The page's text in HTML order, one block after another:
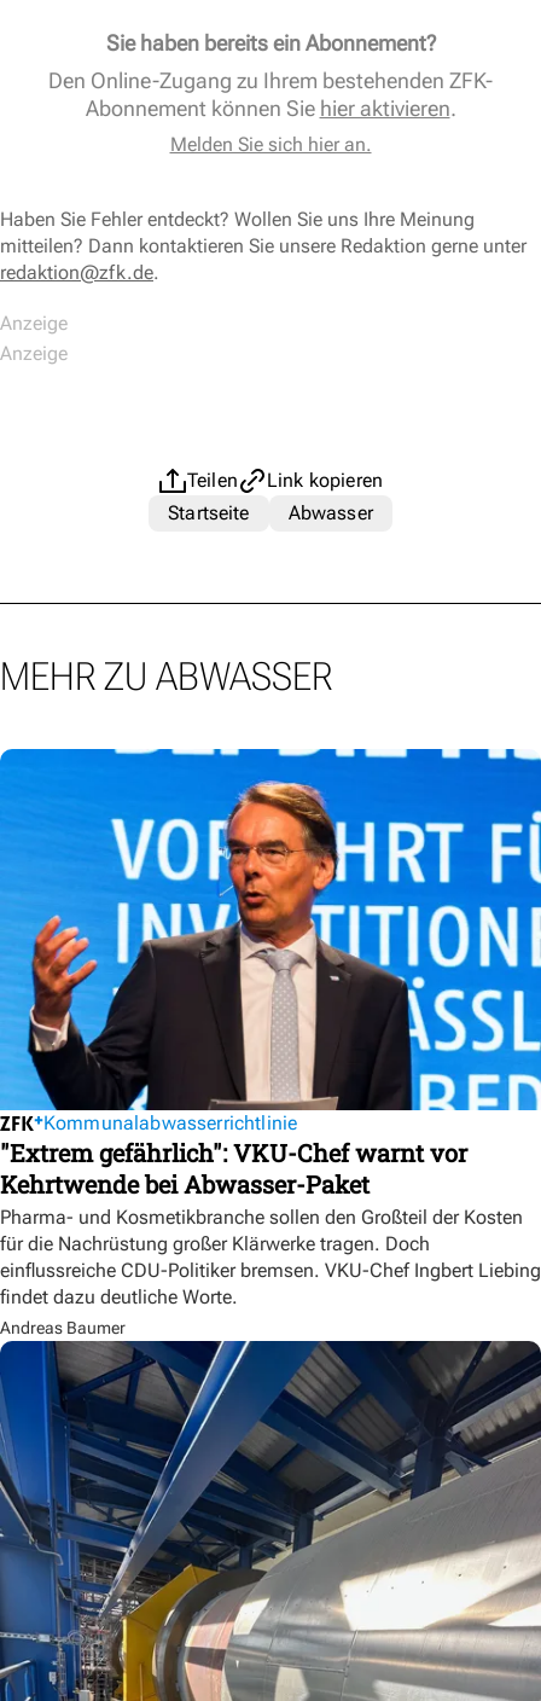
Sie haben bereits ein Abonnement?
Den Online-Zugang zu Ihrem bestehenden ZFK-
Abonnement können Sie hier aktivieren.
Melden Sie sich hier an.
Haben Sie Fehler entdeckt? Wollen Sie uns Ihre Meinung
mitteilen? Dann kontaktieren Sie unsere Redaktion gerne unter
redaktion@zfk.de.
Teilen
Link kopieren
Startseite
Abwasser
MEHR ZU ABWASSER
Kommunalabwasserrichtlinie
"Extrem gefährlich": VKU-Chef warnt vor
Kehrtwende bei Abwasser-Paket
Pharma- und Kosmetikbranche sollen den Großteil der Kosten
für die Nachrüstung großer Klärwerke tragen. Doch
einflussreiche CDU-Politiker bremsen. VKU-Chef Ingbert Liebing
findet dazu deutliche Worte.
Andreas Baumer